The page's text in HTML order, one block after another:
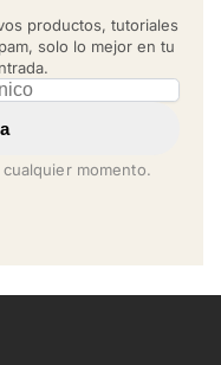
productos, tutoriales
solo lo mejor en tu
momento.